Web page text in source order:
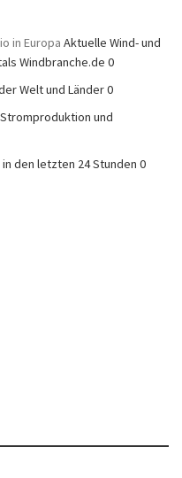
in Europa Aktuelle Wind- und
Windbranche.de 0
Welt und Länder 0
und
den letzten 24 Stunden 0